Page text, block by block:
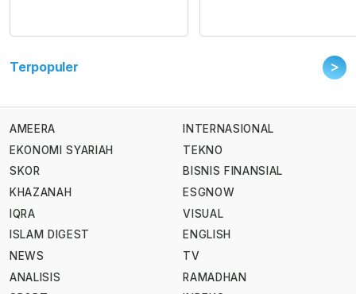
Terpopuler >
AMEERA
EKONOMI SYARIAH
SKOR
KHAZANAH
IQRA
ISLAM DIGEST
NEWS
ANALISIS
INTERNASIONAL
TEKNO
BISNIS FINANSIAL
ESGNOW
VISUAL
ENGLISH
TV
RAMADHAN